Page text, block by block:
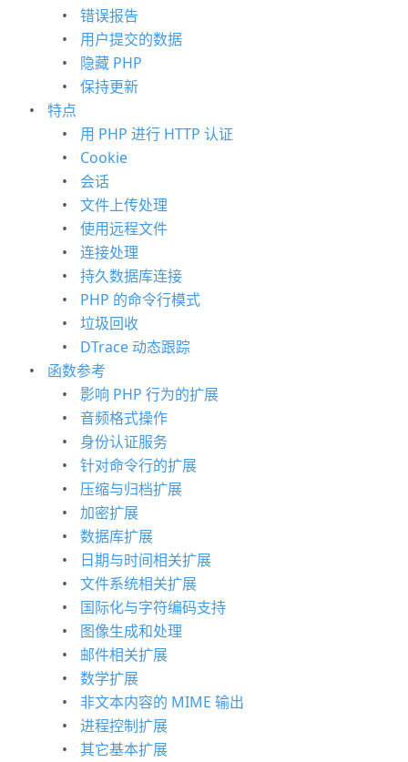
错误报告
用户提交的数据
隐藏 PHP
保持更新
特点
用 PHP 进行 HTTP 认证
Cookie
会话
文件上传处理
使用远程文件
连接处理
持久数据库连接
PHP 的命令行模式
垃圾回收
DTrace 动态跟踪
函数参考
影响 PHP 行为的扩展
音频格式操作
身份认证服务
针对命令行的扩展
压缩与归档扩展
加密扩展
数据库扩展
日期与时间相关扩展
文件系统相关扩展
国际化与字符编码支持
图像生成和处理
邮件相关扩展
数学扩展
非文本内容的 MIME 输出
进程控制扩展
其它基本扩展